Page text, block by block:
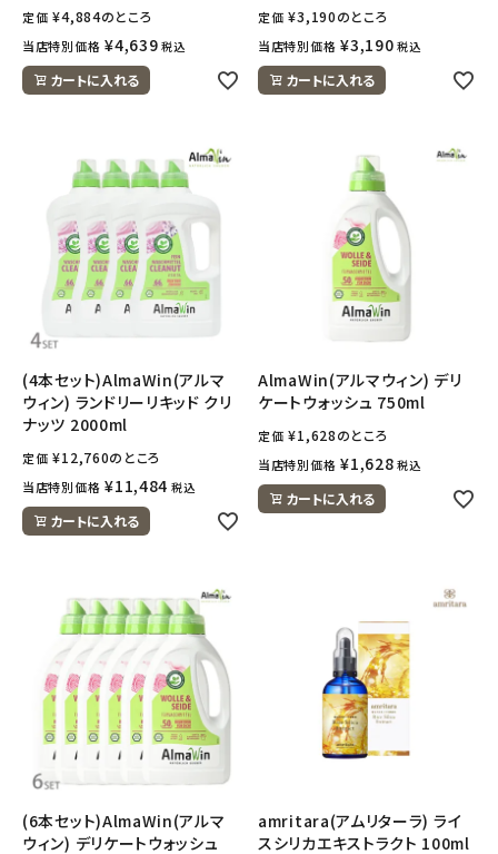
定価 ¥4,884のところ
当店特別価格 ¥4,639 税込
カートに入れる
定価 ¥3,190のところ
当店特別価格 ¥3,190 税込
カートに入れる
(4本セット)AlmaWin(アルマ
ウィン) ランドリーリキッド クリ
ナッツ 2000ml
定価 ¥12,760のところ
当店特別価格 ¥11,484 税込
カートに入れる
AlmaWin(アルマウィン) デリ
ケートウォッシュ 750ml
定価 ¥1,628のところ
当店特別価格 ¥1,628 税込
カートに入れる
(6本セット)AlmaWin(アルマ
ウィン) デリケートウォッシュ
amritara(アムリターラ) ライ
スシリカエキストラクト 100ml